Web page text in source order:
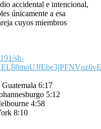
accidental e intencional,
únicamente a esa
cuyos miembros
sh-
6:17
5:12
4:58
8:10